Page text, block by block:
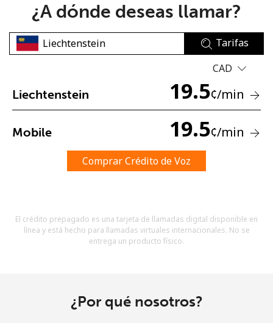
No se ha creado una contraseña
Una letra mayúscula y una minúscula
Un caracter especial
Términos y condiciones.
¿A dónde deseas llamar?
Tarifas
CAD
Liechtenstein 19.5¢/min
Mobile 19.5¢/min
Comprar Crédito de Voz
El crédito prepagado es una tarjeta de llamadas digital disponible en
línea y está hecho para llamadas virtuales internacionales. No se
entrega un producto físico.
¿Por qué nosotros?